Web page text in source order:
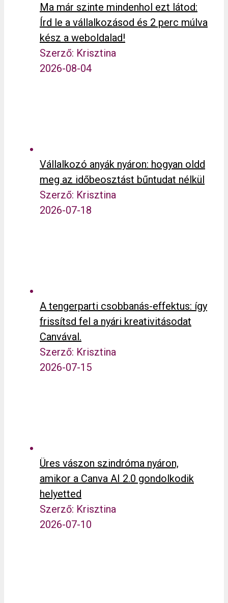
Ma már szinte mindenhol ezt látod:
Írd le a vállalkozásod és 2 perc múlva
kész a weboldalad!
Szerző: Krisztina
2026-08-04
Vállalkozó anyák nyáron: hogyan oldd
meg az időbeosztást bűntudat nélkül
Szerző: Krisztina
2026-07-18
A tengerparti csobbanás-effektus: így
frissítsd fel a nyári kreativitásodat
Canvával.
Szerző: Krisztina
2026-07-15
Üres vászon szindróma nyáron,
amikor a Canva AI 2.0 gondolkodik
helyetted
Szerző: Krisztina
2026-07-10